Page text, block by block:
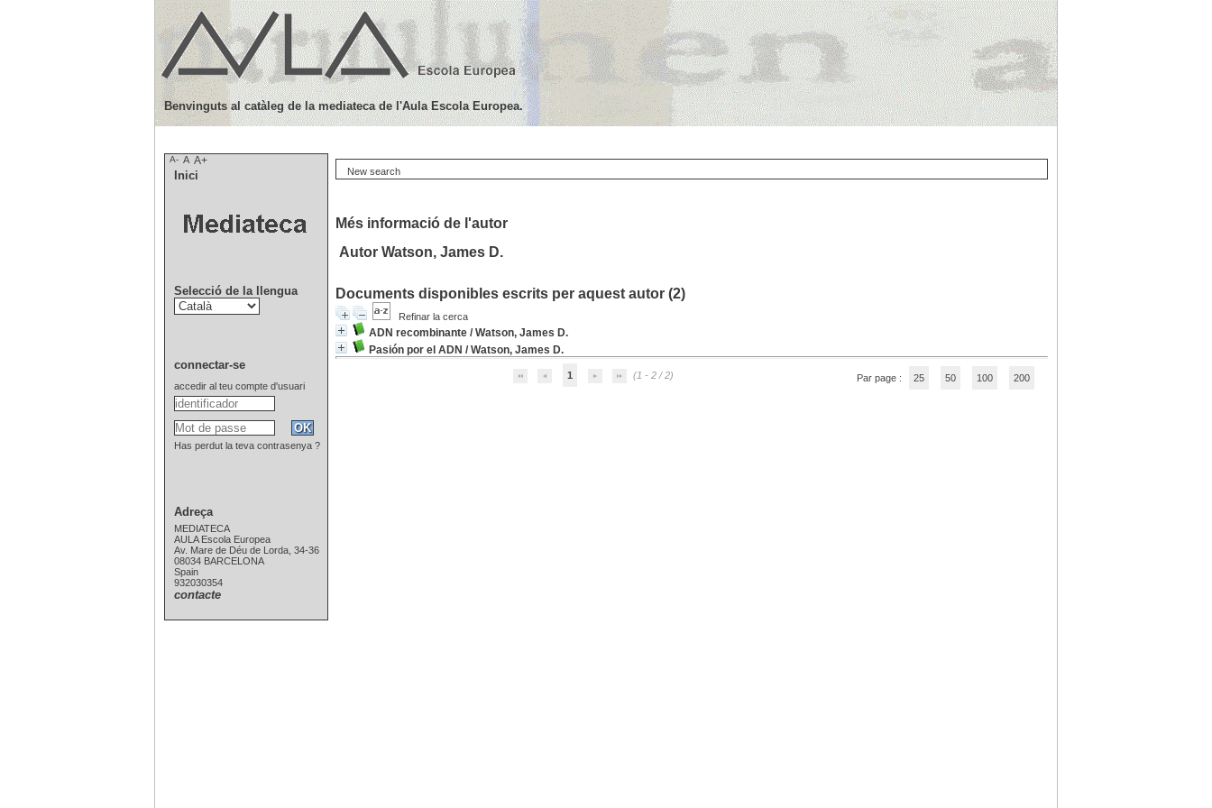
New search
Més informació de l'autor
Autor Watson, James D.
Documents disponibles escrits per aquest autor (2)
Refinar la cerca
ADN recombinante /Watson, James D.
Pasión por el ADN /Watson, James D.
1 (1 - 2 / 2) Par page : 25 50 100 200
Benvinguts al catàleg de la mediateca de l'Aula Escola Europea.
A- A A+
Inici
Selecció de la llengua
connectar-se
accedir al teu compte d'usuari
Has perdut la teva contrasenya ?
Adreça
MEDIATECA
AULA Escola Europea
Av. Mare de Déu de Lorda, 34-36
08034 BARCELONA
Spain
932030354
contacte